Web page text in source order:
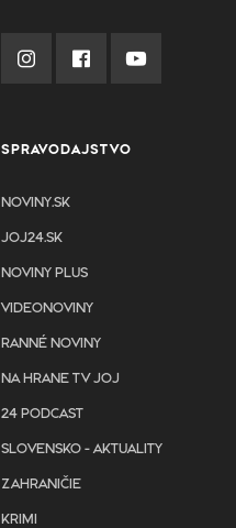
SPRAVODAJSTVO
NOVINY.SK
JOJ24.SK
NOVINY PLUS
VIDEONOVINY
RANNÉ NOVINY
NA HRANE TV JOJ
24 PODCAST
SLOVENSKO - AKTUALITY
ZAHRANIČIE
KRIMI